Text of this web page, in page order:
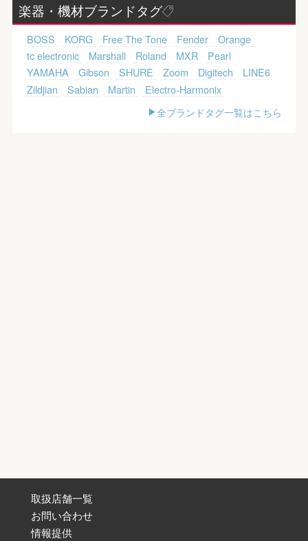
楽器・機材ブランドタグ
BOSS KORG Free The Tone Fender
Orange
tc electronic
Marshall Roland MXR
Pearl
YAMAHA
Gibson SHURE Zoom Digitech
LINE6
Zildjian
Sabian Martin
Electro-Harmonix
全ブランドタグ一覧はこちら
取扱店舗一覧
お問い合わせ
情報提供